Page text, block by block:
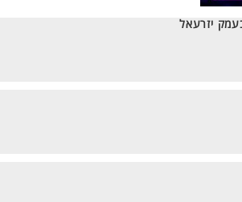
יזרעאל